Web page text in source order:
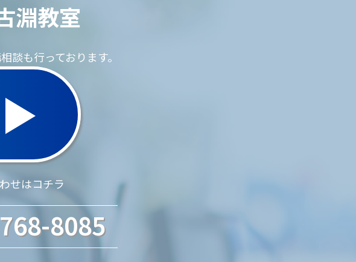
淵教室
談も行っております。
せはコチラ
8085